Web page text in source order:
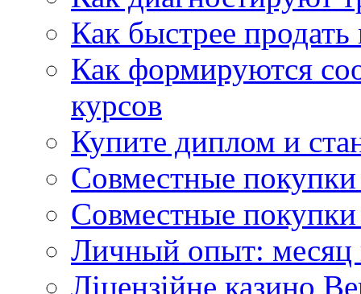
Как быстрее
Как формируются
курсов
Купите диплом и
Совместные
Совместные покупки
Личный опыт: месяц
Ліцензійне казино